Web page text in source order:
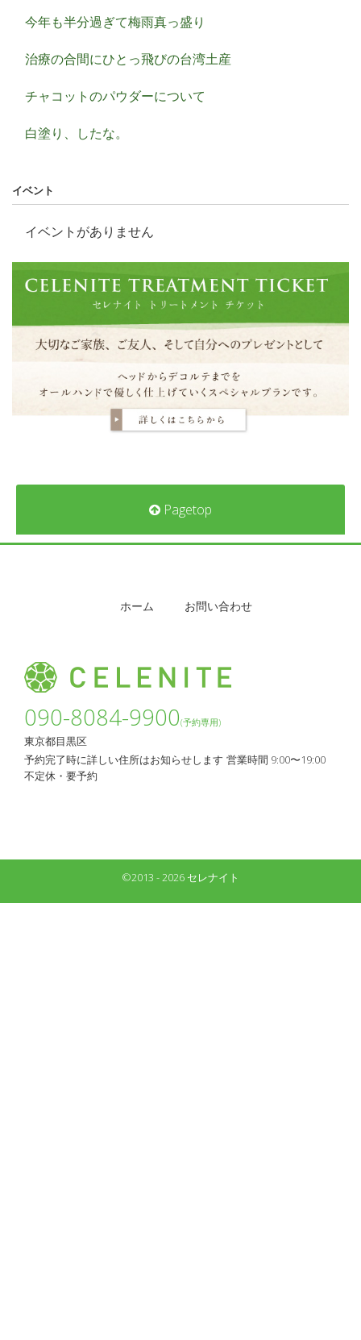
今年も半分過ぎて梅雨真っ盛り
治療の合間にひとっ飛びの台湾土産
チャコットのパウダーについて
白塗り、したな。
イベント
イベントがありません
Pagetop
ホーム お問い合わせ
090-8084-9900(予約専用)
東京都目黒区
予約完了時に詳しい住所はお知らせします 営業時間 9:00〜19:00
不定休・要予約
©2013 - 2026 セレナイト